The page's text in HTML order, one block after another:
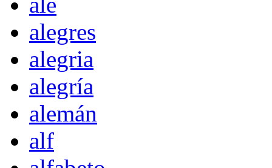
alegres
alegria
alegría
alemán
alf